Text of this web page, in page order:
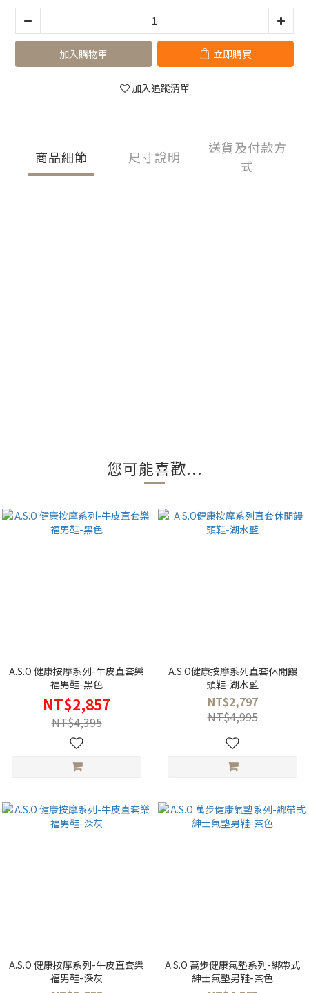
加入購物車 立即購買
加入追蹤清單
商品細節 尺寸說明
送貨及付款方
式
您可能喜歡...
A.S.O 健康按摩系列-牛皮直套樂
福男鞋-黑色
NT$2,857
NT$4,395
A.S.O健康按摩系列直套休閒饅
頭鞋-湖水藍
NT$2,797
NT$4,995
A.S.O 健康按摩系列-牛皮直套樂
福男鞋-深灰
A.S.O 萬步健康氣墊系列-綁帶式
紳士氣墊男鞋-茶色